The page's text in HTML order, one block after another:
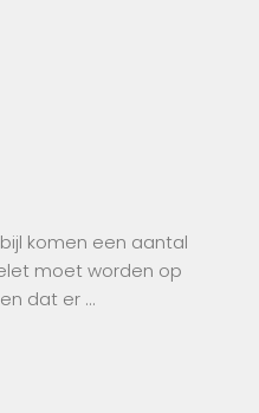
komen een aantal
moet worden op
dat er …